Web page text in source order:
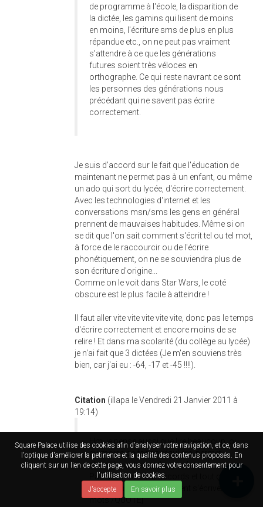
Square Palace utilise des cookies afin d'analyser votre navigation, et ce, dans
l'optique d'améliorer la petinence et la qualité des contenus proposés. En
cliquant sur un lien de cette page, vous donnez votre consentement pour
l'utilisation de cookies.
J'accepte
En savoir plus
de programme à l'école, la disparition de
la dictée, les gamins qui lisent de moins
en moins, l'écriture sms de plus en plus
répandue etc., on ne peut pas vraiment
s'attendre à ce que les générations
futures soient très véloces en
orthographe. Ce qui reste navrant ce sont
les personnes des générations nous
précédant qui ne savent pas écrire
correctement.
Je suis d'accord sur le fait que l'éducation de
maintenant ne permet pas à un enfant, ou même
un ado qui sort du lycée, d'écrire correctement.
Avec les technologies d'internet et les
conversations msn/sms les gens en général
prennent de mauvaises habitudes. Même si on
se dit que l'on sait comment s'écrit tel ou tel mot,
à force de le raccourcir ou de l'écrire
phonétiquement, on ne se souviendra plus de
son écriture d'origine...
Comme on le voit dans Star Wars, le coté
obscure est le plus facile à atteindre !
Il faut aller vite vite vite vite vite, donc pas le temps
d'écrire correctement et encore moins de se
relire ! Et dans ma scolarité (du collège au lycée)
je n'ai fait que 3 dictées (Je m'en souviens très
bien, car j'ai eu : -64, -17 et -45 !!!!).
Citation (illapa le Vendredi 21 Janvier 2011 à
19:14)
Hm, je pense aussi que lire beaucoup, ou
du moins de façon régulière, permet
d'améliorer son orthographe.
Pas au niveau des accords et tout ça,
mais pour savoir comment s'écrivent les
mots./QUOTE]